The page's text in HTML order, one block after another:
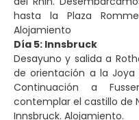
hasta la Plaza
Alojamiento
Día 5: Innsbruck
Desayuno y salida a
de orientación a la
Continuación a
contemplar el castillo de
Innsbruck. Alojamiento.